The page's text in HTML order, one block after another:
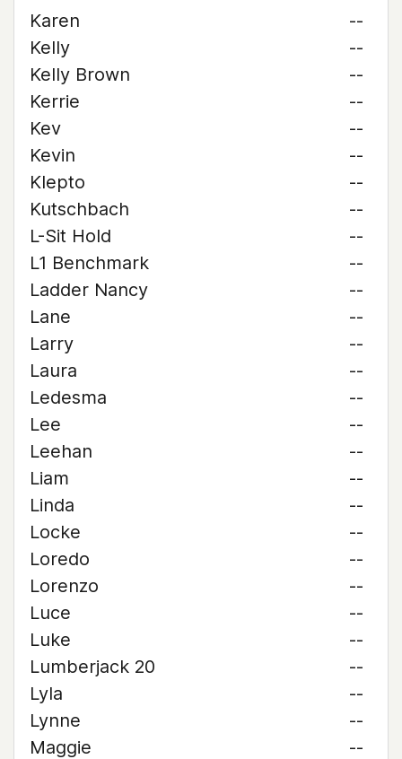
Karen
--
Kelly
--
Kelly Brown
--
Kerrie
--
Kev
--
Kevin
--
Klepto
--
Kutschbach
--
L-Sit Hold
--
L1 Benchmark
--
Ladder Nancy
--
Lane
--
Larry
--
Laura
--
Ledesma
--
Lee
--
Leehan
--
Liam
--
Linda
--
Locke
--
Loredo
--
Lorenzo
--
Luce
--
Luke
--
Lumberjack 20
--
Lyla
--
Lynne
--
Maggie
--